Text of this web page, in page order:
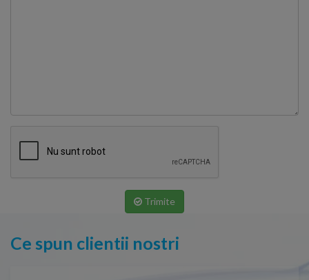
Trimite
Ce spun clientii nostri